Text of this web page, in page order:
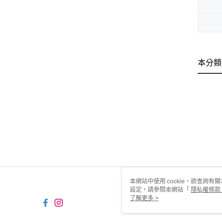
本分
本網站中使用 cookie，欲查詢有
設定，請參閱本網站「 隱私權條款
使用 cookie。
了解更多 >